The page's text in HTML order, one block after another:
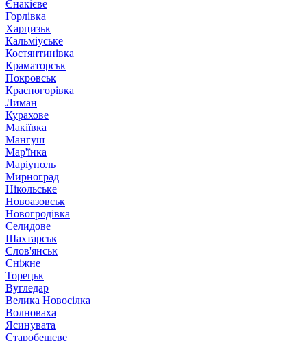
Єнакієве
Горлівка
Харцизьк
Кальміуське
Костянтинівка
Краматорськ
Покровськ
Красногорівка
Лиман
Курахове
Макіївка
Мангуш
Мар'їнка
Маріуполь
Мирноград
Нікольське
Новоазовськ
Новогродівка
Селидове
Шахтарськ
Слов'янськ
Сніжне
Торецьк
Вугледар
Велика Новосілка
Волноваха
Ясинувата
Старобешеве